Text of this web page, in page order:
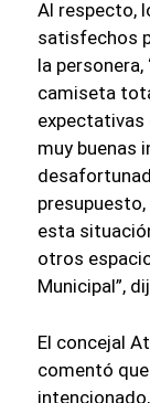
Al respecto,
satisfechos
la personera,
camiseta
expectativas
muy buenas
esta
otros
Municipal”,
El concejal
comentó